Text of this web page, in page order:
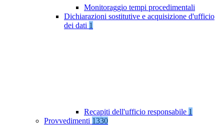
Monitoraggio tempi procedimentali
Dichiarazioni sostitutive e acquisizione d'ufficio
dei dati 1
Recapiti dell'ufficio responsabile 1
Provvedimenti 1330